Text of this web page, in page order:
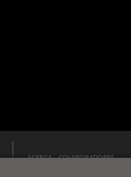
ACERCA
COLABORADORES